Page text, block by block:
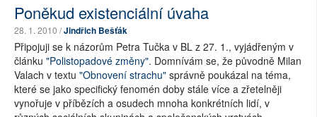
Poněkud existenciální úvaha
28. 1. 2010 /Jindřich Bešťák
Připojuji se k názorům Petra Tučka v BL z 27. 1., vyjádřeným v
článku "Polistopadové změny". Domnívám se, že původně Milan
Valach v textu "Obnovení strachu" správně poukázal na téma,
které se jako specifický fenomén doby stále více a zřetelněji
vynořuje v příbězích a osudech mnoha konkrétních lidí, v